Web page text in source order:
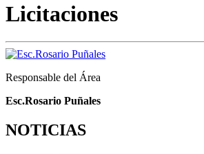
Licitaciones
Responsable del Área
Esc.Rosario Puñales
NOTICIAS